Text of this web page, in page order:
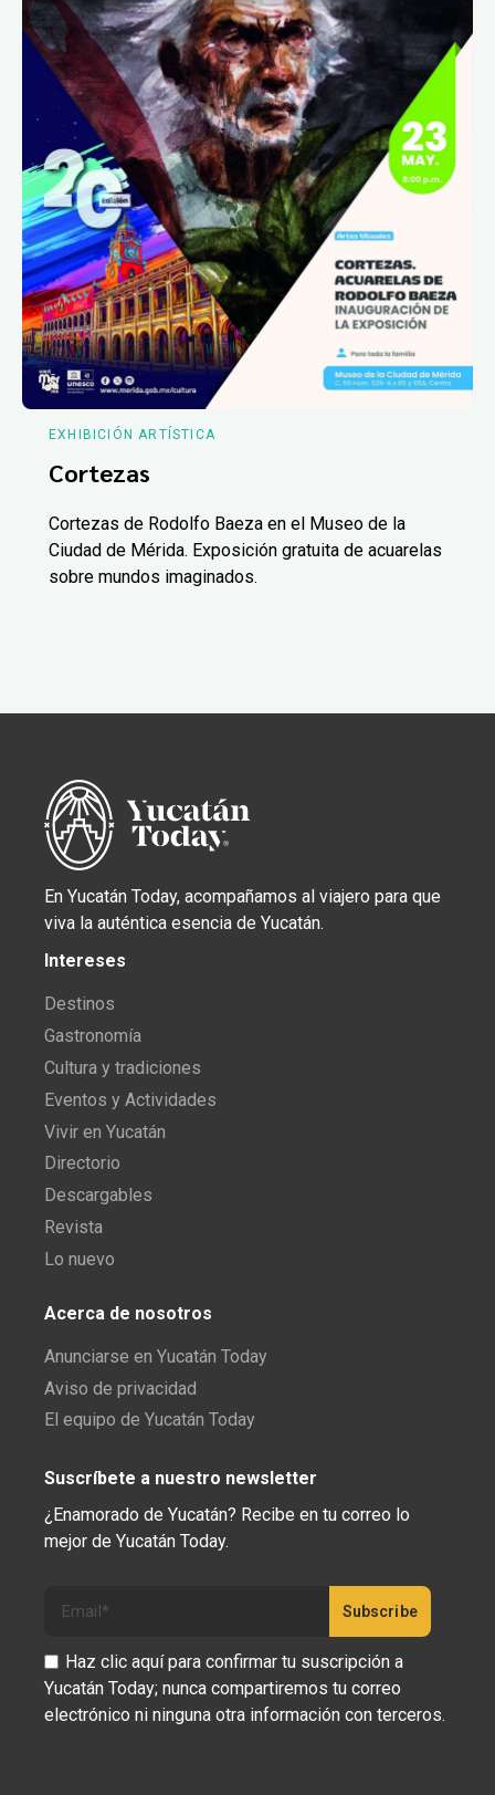
EXHIBICIÓN ARTÍSTICA
Cortezas
Cortezas de Rodolfo Baeza en el Museo de la
Ciudad de Mérida. Exposición gratuita de acuarelas
sobre mundos imaginados.
En Yucatán Today, acompañamos al viajero para que
viva la auténtica esencia de Yucatán.
Intereses
Destinos
Gastronomía
Cultura y tradiciones
Eventos y Actividades
Vivir en Yucatán
Directorio
Descargables
Revista
Lo nuevo
Acerca de nosotros
Anunciarse en Yucatán Today
Aviso de privacidad
El equipo de Yucatán Today
Suscríbete a nuestro newsletter
¿Enamorado de Yucatán? Recibe en tu correo lo
mejor de Yucatán Today.
Haz clic aquí para confirmar tu suscripción a
Yucatán Today; nunca compartiremos tu correo
electrónico ni ninguna otra información con terceros.